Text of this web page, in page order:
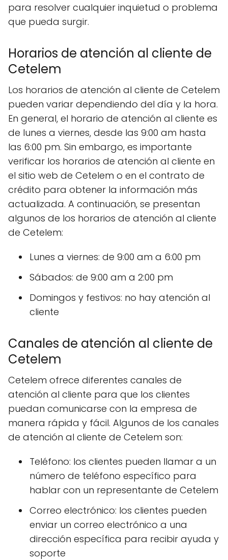
para resolver cualquier inquietud o problema
que pueda surgir.
Horarios de atención al cliente de
Cetelem
Los horarios de atención al cliente de Cetelem
pueden variar dependiendo del día y la hora.
En general, el horario de atención al cliente es
de lunes a viernes, desde las 9:00 am hasta
las 6:00 pm. Sin embargo, es importante
verificar los horarios de atención al cliente en
el sitio web de Cetelem o en el contrato de
crédito para obtener la información más
actualizada. A continuación, se presentan
algunos de los horarios de atención al cliente
de Cetelem:
Lunes a viernes: de 9:00 am a 6:00 pm
Sábados: de 9:00 am a 2:00 pm
Domingos y festivos: no hay atención al
cliente
Canales de atención al cliente de
Cetelem
Cetelem ofrece diferentes canales de
atención al cliente para que los clientes
puedan comunicarse con la empresa de
manera rápida y fácil. Algunos de los canales
de atención al cliente de Cetelem son:
Teléfono: los clientes pueden llamar a un
número de teléfono específico para
hablar con un representante de Cetelem
Correo electrónico: los clientes pueden
enviar un correo electrónico a una
dirección específica para recibir ayuda y
soporte